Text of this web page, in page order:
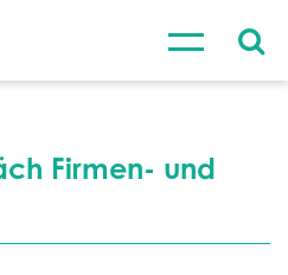
Firmen- und